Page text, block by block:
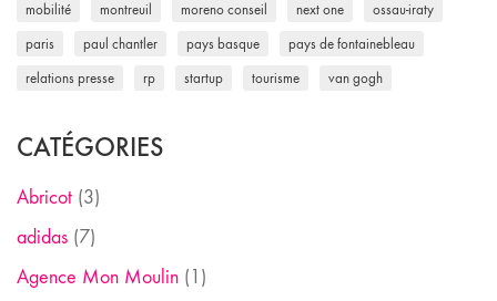
mobilité montreuil moreno conseil next one ossau-iraty
paris paul chantler pays basque pays de fontainebleau
relations presse rp startup tourisme van gogh
CATÉGORIES
Abricot (3)
adidas (7)
Agence Mon Moulin (1)